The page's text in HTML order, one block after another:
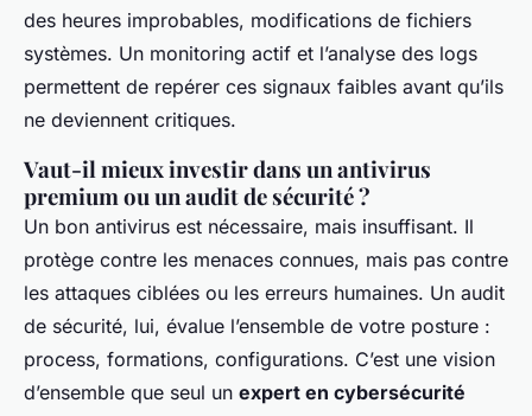
des heures improbables, modifications de fichiers
systèmes. Un monitoring actif et l’analyse des logs
permettent de repérer ces signaux faibles avant qu’ils
ne deviennent critiques.
Vaut-il mieux investir dans un antivirus
premium ou un audit de sécurité ?
Un bon antivirus est nécessaire, mais insuffisant. Il
protège contre les menaces connues, mais pas contre
les attaques ciblées ou les erreurs humaines. Un audit
de sécurité, lui, évalue l’ensemble de votre posture :
process, formations, configurations. C’est une vision
d’ensemble que seul un expert en cybersécurité